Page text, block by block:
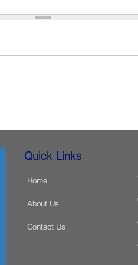
Quick Links
Home
About Us
Contact Us